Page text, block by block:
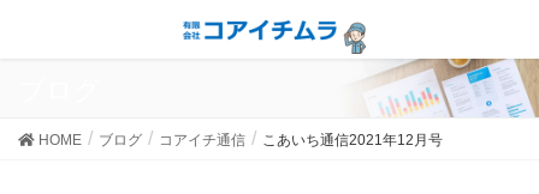
HOME ブログ コアイチ通信 こあいち通信2021年12月号